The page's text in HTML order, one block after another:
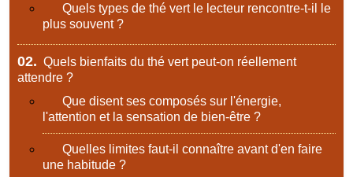
Quels types de thé vert le lecteur rencontre-t-il le
plus souvent ?
02. Quels bienfaits du thé vert peut-on réellement
attendre ?
Que disent ses composés sur l'énergie,
l'attention et la sensation de bien-être ?
Quelles limites faut-il connaître avant d'en faire
une habitude ?